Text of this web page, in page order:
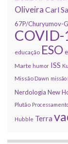
Oliveira Carl
67P/Churyumov-
COVID-
educação ESO
Marte humor ISS
Missão Dawn
Nerdologia New
Plutão
Hubble Terra